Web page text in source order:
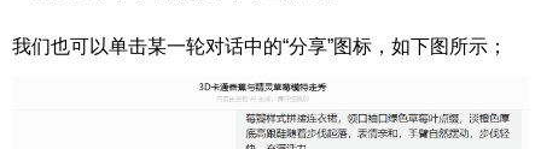
我们也可以单击某一轮对话中的“分享”图标，如下图所示；